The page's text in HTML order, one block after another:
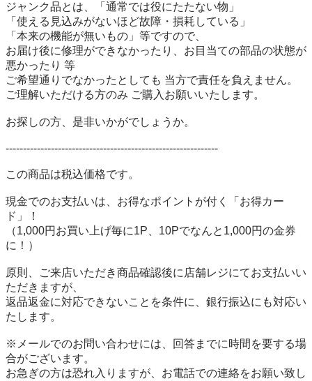
ジャンク品とは、「通常では役にたたない物」
「使える見込みがないほど故障・損耗している」
「本来の機能が無いもの」等ですので、
お届け後に修理ができなかったり、お目当ての部品の状態が
悪かったり 等
ご希望通りでなかったとしても 当方で責任を負えません。
ご理解いただける方のみ ご購入お願いいたします。
お探しの方、是非いかがでしょうか。
-------------------------------------------------------------
この商品は税込価格です。
現金でのお支払いは、お得なポイントが付く「お得カー
ド」！
（1,000円お買い上げ毎に1P、10Pでなんと1,000円の金券
に！）
原則、ご来店いただき商品確認後に店舗レジにてお支払いい
ただきますが、
返品返金に対応できないことを条件に、銀行振込にも対応い
たします。
※メールでのお問い合わせには、回答までに時間を要する場
合がございます。
お急ぎの方は恐れ入りますが、お電話での連絡をお願い致し